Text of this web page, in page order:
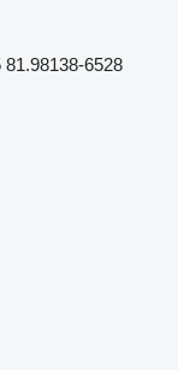
6528